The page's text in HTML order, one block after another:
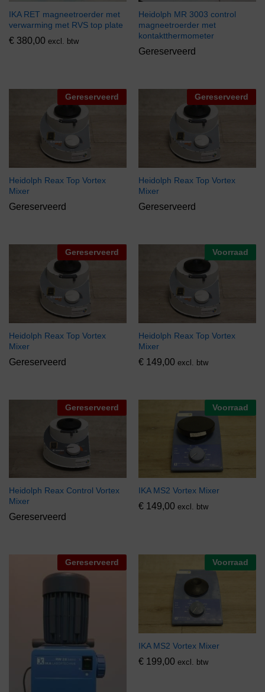
IKA RET magneetroerder met
verwarming met RVS top plate
€ 380,00 excl. btw
Heidolph MR 3003 control
magneetroerder met
kontaktthermometer
Gereserveerd
Gereserveerd
Heidolph Reax Top Vortex
Mixer
Gereserveerd
Gereserveerd
Heidolph Reax Top Vortex
Mixer
Gereserveerd
Gereserveerd
Heidolph Reax Top Vortex
Mixer
Gereserveerd
Voorraad
Heidolph Reax Top Vortex
Mixer
€ 149,00 excl. btw
Gereserveerd
Heidolph Reax Control Vortex
Mixer
Gereserveerd
Voorraad
IKA MS2 Vortex Mixer
€ 149,00 excl. btw
Gereserveerd Voorraad
IKA MS2 Vortex Mixer
€ 199,00 excl. btw